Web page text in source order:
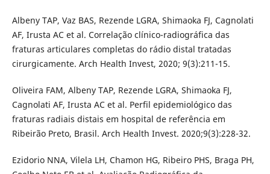
Albeny TAP, Vaz BAS, Rezende LGRA, Shimaoka FJ, Cagnolati
AF, Irusta AC et al. Correlação clínico-radiográfica das
fraturas articulares completas do rádio distal tratadas
cirurgicamente. Arch Health Invest, 2020; 9(3):211-15.
Oliveira FAM, Albeny TAP, Rezende LGRA, Shimaoka FJ,
Cagnolati AF, Irusta AC et al. Perfil epidemiológico das
fraturas radiais distais em hospital de referência em
Ribeirão Preto, Brasil. Arch Health Invest. 2020;9(3):228-32.
Ezidorio NNA, Vilela LH, Chamon HG, Ribeiro PHS, Braga PH,